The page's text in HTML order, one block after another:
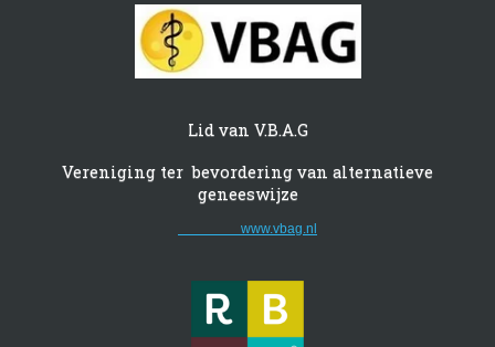
Lid van V.B.A.G
Vereniging ter bevordering van alternatieve
geneeswijze
www.vbag.nl